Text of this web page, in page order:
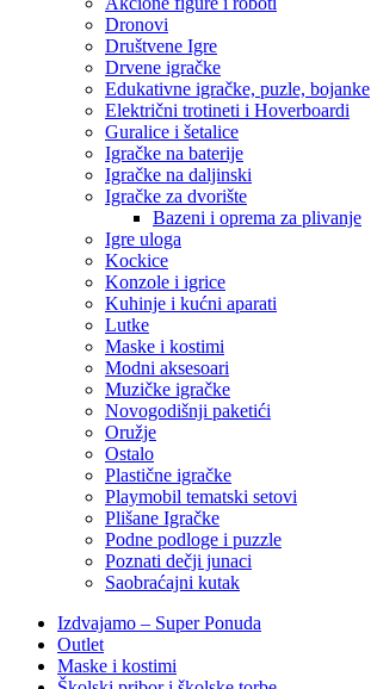
Dronovi
Društvene Igre
Drvene igračke
Edukativne igračke, puzle, bojanke
Električni trotineti i Hoverboardi
Guralice i šetalice
Igračke na baterije
Igračke na daljinski
‎Igračke za dvorište
Bazeni i oprema za plivanje
Igre uloga
Kockice
Konzole i igrice
Kuhinje i kućni aparati
Lutke
Maske i kostimi
Modni aksesoari
Muzičke igračke
Novogodišnji paketići
Oružje
Ostalo
Plastične igračke
Playmobil tematski setovi
Plišane Igračke
Podne podloge i puzzle
Poznati dečji junaci
Saobraćajni kutak
Izdvajamo – Super Ponuda
Outlet
Maske i kostimi